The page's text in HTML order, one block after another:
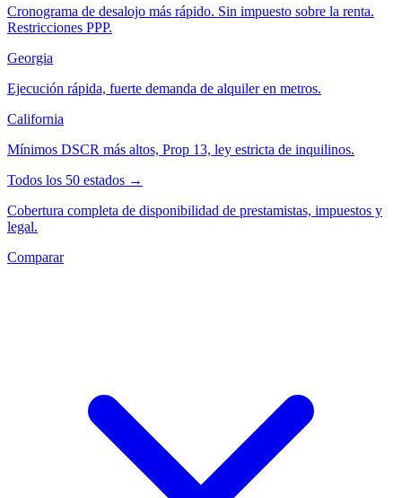
Cronograma de desalojo más rápido. Sin impuesto sobre la renta.
Restricciones PPP.
Georgia
Ejecución rápida, fuerte demanda de alquiler en metros.
California
Mínimos DSCR más altos, Prop 13, ley estricta de inquilinos.
Todos los 50 estados →
Cobertura completa de disponibilidad de prestamistas, impuestos y
legal.
Comparar